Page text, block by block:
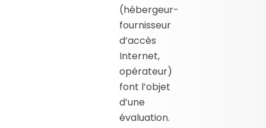
(hébergeur-
fournisseur
d’accès
Internet,
opérateur)
font l’objet
d’une
évaluation.